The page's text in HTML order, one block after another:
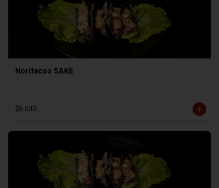
Noritacos SAKE
$6.500